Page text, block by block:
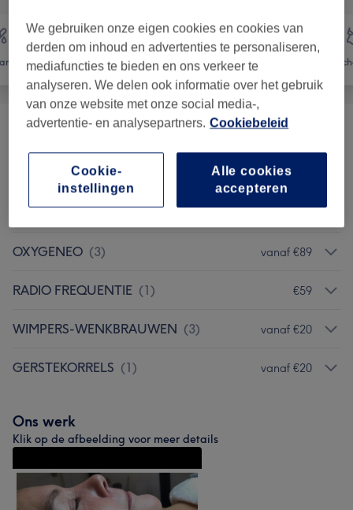
Gezicht Massage
MICRODERMABRASIE vanaf €130
MICRONEEDLING (1)
OXYGENEO (3) vanaf €89
RADIO FREQUENTIE (1) €59
WIMPERS-WENKBRAUWEN (3) vanaf €20
GERSTEKORRELS (1) vanaf €20
Ons werk
Klik op de afbeelding voor meer details
We gebruiken onze eigen cookies en cookies van
derden om inhoud en advertenties te personaliseren,
mediafuncties te bieden en ons verkeer te
analyseren. We delen ook informatie over het gebruik
van onze website met onze social media-,
advertentie- en analysepartners. Cookiebeleid
Alle cookies
accepteren
Cookie-
instellingen